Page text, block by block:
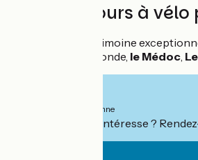
De 5 à 12 jours à
Découvrez la patrimoine
Grand tour de Gironde, le Médoc,
par personne
Ce séjour vous intéresse ?